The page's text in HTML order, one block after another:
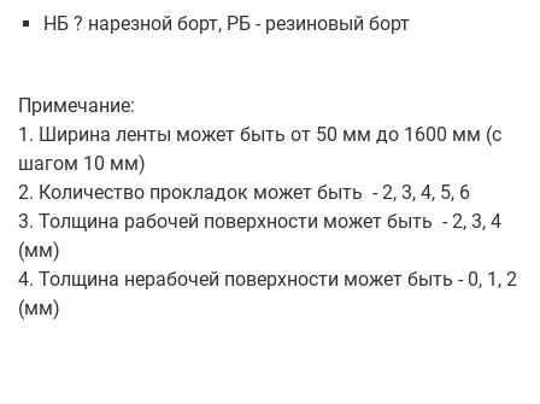
НБ ? нарезной борт, РБ - резиновый борт
Примечание:
1. Ширина ленты может быть от 50 мм до 1600 мм (с
шагом 10 мм)
2. Количество прокладок может быть - 2, 3, 4, 5, 6
3. Толщина рабочей поверхности может быть - 2, 3, 4
(мм)
4. Толщина нерабочей поверхности может быть - 0, 1, 2
(мм)